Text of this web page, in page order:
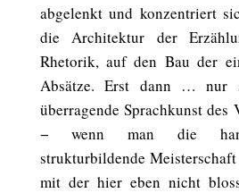
abgelenkt und konzentriert
die Architektur der
Rhetorik, auf den Bau der
Absätze. Erst dann … nur
überragende Sprachkunst des
− wenn man die
strukturbildende
mit der hier eben nicht